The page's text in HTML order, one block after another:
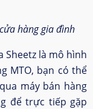
hàng gia đình
là mô hình
MTO, bạn có thể
máy bán hàng
để trực tiếp gặp